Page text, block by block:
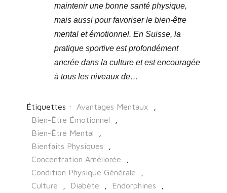
maintenir une bonne santé physique,
mais aussi pour favoriser le bien-être
mental et émotionnel. En Suisse, la
pratique sportive est profondément
ancrée dans la culture et est encouragée
à tous les niveaux de…
Étiquettes : Avantages Mentaux
Bien-Être Émotionnel
Bien-Être Mental
Bienfaits Physiques
Concentration Améliorée
Condition Physique Générale
Culture
Diabète Endorphines